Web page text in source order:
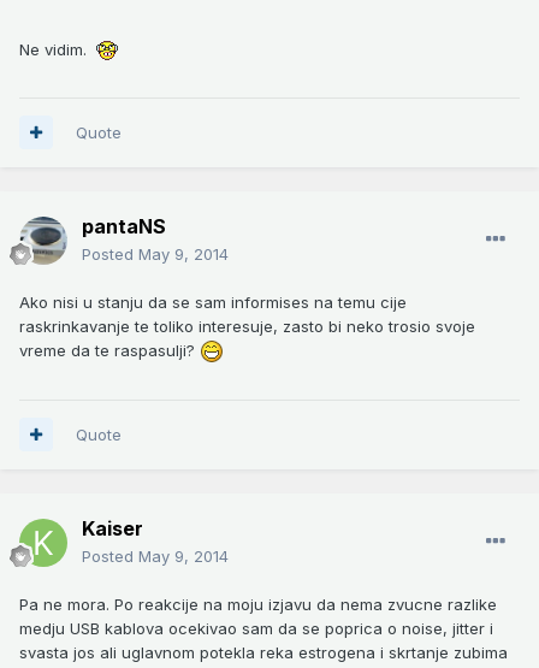
Ne vidim.
Quote
pantaNS
Posted May 9, 2014
Ako nisi u stanju da se sam informises na temu cije
raskrinkavanje te toliko interesuje, zasto bi neko trosio svoje
vreme da te raspasulji?
Quote
Kaiser
Posted May 9, 2014
Pa ne mora. Po reakcije na moju izjavu da nema zvucne razlike
medju USB kablova ocekivao sam da se poprica o noise, jitter i
svasta jos ali uglavnom potekla reka estrogena i skrtanje zubima